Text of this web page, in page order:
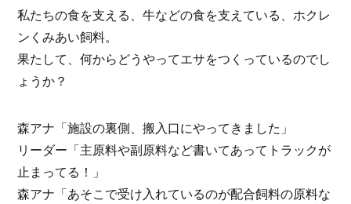
私たちの食を支える、牛などの食を支えている、ホクレ
ンくみあい飼料。
果たして、何からどうやってエサをつくっているのでし
ょうか？
森アナ「施設の裏側、搬入口にやってきました」
リーダー「主原料や副原料など書いてあってトラックが
止まってる！」
森アナ「あそこで受け入れているのが配合飼料の原料な